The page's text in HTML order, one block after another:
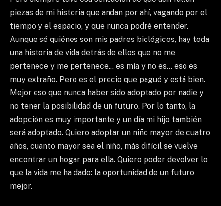
piezas de mi historia que andan por ahí, vagando por el
tiempo y el espacio, y que nunca podré entender.
Aunque sé quiénes son mis padres biológicos, hay toda
una historia de vida detrás de ellos que no me
pertenece y me pertenece… es mía y no es… eso es
muy extraño. Pero es el precio que pagué y está bien.
Mejor eso que nunca haber sido adoptado por nadie y
no tener la posibilidad de un futuro. Por lo tanto, la
adopción es muy importante y un día mi hijo también
será adoptado. Quiero adoptar un niño mayor de cuatro
años, cuanto mayor sea el niño, más difícil se vuelve
encontrar un hogar para ella. Quiero poder devolver lo
que la vida me ha dado: la oportunidad de un futuro
mejor.